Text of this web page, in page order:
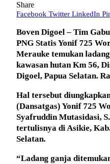
Share
Facebook Twitter LinkedIn
Boven Digoel – Tim
PNG Statis Yonif 725
Merauke temukan
kawasan hutan Km 56,
Digoel, Papua Selatan.
Hal tersebut
(Dansatgas) Yonif 725
Syafruddin Mutasidasi,
tertulisnya di Asikie,
Selatan.
“Ladang ganja